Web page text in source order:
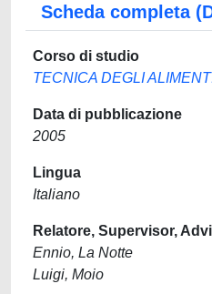
Scheda completa
Corso di studio
TECNICA DEGLI
Data di pubblicazione
2005
Lingua
Italiano
Relatore, Supervisor,
Ennio, La Notte
Luigi, Moio